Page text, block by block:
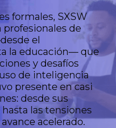
formales, SXSW
de
el
la educación— que
y desafíos
de inteligencia
presente en casi
desde sus
las tensiones
acelerado.